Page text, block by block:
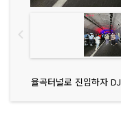
율곡터널로 진입하자